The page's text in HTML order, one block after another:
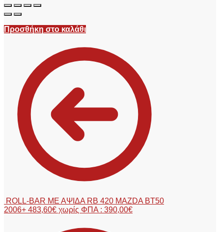
Προσθήκη στο καλάθι
ROLL-BAR ΜΕ ΑΨΙΔΑ RB 420 MAZDA BT50
2006+ 483,60€ χωρίς ΦΠΑ : 390,00€